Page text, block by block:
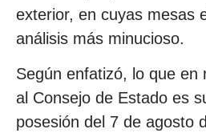
exterior, en cuyas mesas
análisis más minucioso.
Según enfatizó, lo que en
al Consejo de Estado es
posesión del 7 de agosto